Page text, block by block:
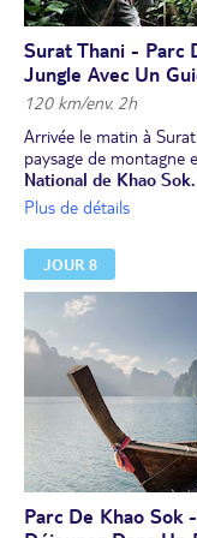
Surat Thani - Parc
Jungle Avec Un
120 km/env. 2h
Arrivée le matin à
paysage de montagne
National de Khao Sok.
appelée "l'Amazonie
incroyable du pays. Y
des calaos, et des
3h dans la forêt à la
accompagné d'un
francophone) qui
vous montrer les
Déjeuner, puis
Installation pour 2
Dîner. Nuit à l'hôtel.
* chaussure de
Pour ceux qui ne
profiter de
Plus de détails
JOUR 8
Parc De Khao Sok